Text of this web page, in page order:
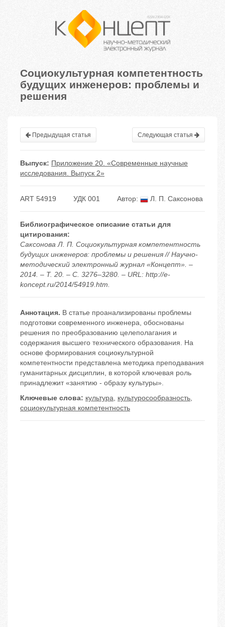
Социокультурная компетентность
будущих инженеров: проблемы и
решения
Предыдущая статья Следующая статья
Выпуск: Приложение 20. «Современные научные
исследования. Выпуск 2»
ART 54919 УДК 001 Автор: Л. П. Саксонова
Библиографическое описание статьи для
цитирования:
Саксонова Л. П. Социокультурная компетентность
будущих инженеров: проблемы и решения // Научно-
методический электронный журнал «Концепт». –
2014. – Т. 20. – С. 3276–3280. – URL: http://e-
koncept.ru/2014/54919.htm.
Аннотация. В статье проанализированы проблемы
подготовки современного инженера, обоснованы
решения по преобразованию целеполагания и
содержания высшего технического образования. На
основе формирования социокультурной
компетентности представлена методика преподавания
гуманитарных дисциплин, в которой ключевая роль
принадлежит «занятию - образу культуры».
Ключевые слова: культура, культуросообразность,
социокультурная компетентность